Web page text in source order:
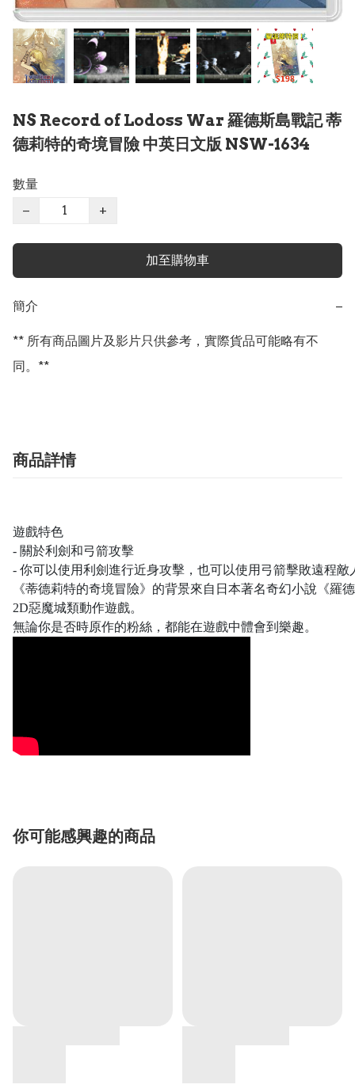
NS Record of Lodoss War 羅德斯島戰記 蒂
德莉特的奇境冒險 中英日文版 NSW-1634
數量
−
+
加至購物車
簡介 −
** 所有商品圖片及影片只供參考，實際貨品可能略有不
同。**
商品詳情
遊戲特色
- 關於利劍和弓箭攻擊
- 你可以使用利劍進行近身攻擊，也可以使用弓箭擊敗遠程敵
《蒂德莉特的奇境冒險》的背景來自日本著名奇幻小說《
2D惡魔城類動作遊戲。
無論你是否時原作的粉絲，都能在遊戲中體會到樂趣。
你可能感興趣的商品